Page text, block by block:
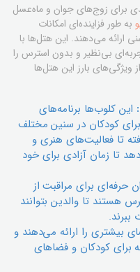
برای زوج‌های جوان و ماه‌عسل
به طور فزاینده‌ای امکانات
ارائه می‌دهند. این هتل‌ها با
بی‌نظیر و بدون استرس را
ویژگی‌های بارز این هتل‌ها
این کلوب‌ها برنامه‌های
کودکان در سنین مختلف
تا فعالیت‌های هنری و
تا زمان آزادی برای خود
حرفه‌ای برای مراقبت از
هستند تا والدین بتوانند
بیشتری را ارائه می‌دهند و
برای کودکان و فضاهای